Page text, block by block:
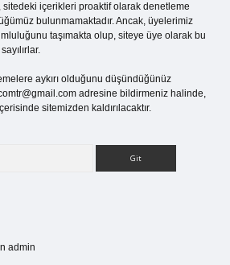
içerikleri proaktif olarak denetleme
bulunmamaktadır. Ancak, üyelerimiz
taşımakta olup, siteye üye olarak bu
aykırı olduğunu düşündüğünüz
adresine bildirmeniz halinde,
sitemizden kaldırılacaktır.
admin